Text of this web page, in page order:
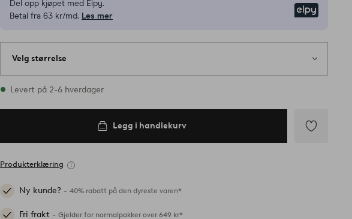
Del opp kjøpet med Elpy.
Betal fra 63 kr/md. Les mer
Velg størrelse
2 størrelser finnes på lager
Levert på 2-6 hverdager
Legg i handlekurv
Produkterklæring
Ny kunde? -40% rabatt på den dyreste varen*
Fri frakt -Gjelder for normalpakker over 649 kr*